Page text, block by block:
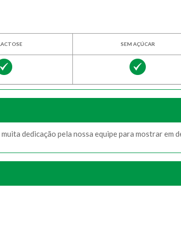
SEM AÇÚCAR
dedicação pela nossa equipe para mostrar em